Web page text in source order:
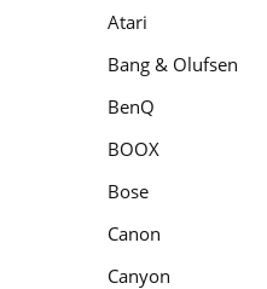
Atari
Bang & Olufsen
BenQ
BOOX
Bose
Canon
Canyon